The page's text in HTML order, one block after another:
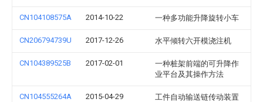
CN104108575A 2014-10-22 一种多功能升降旋转小车
CN206794739U 2017-12-26 水平倾转六开模浇注机
CN104389525B 2017-02-01
一种桩架前端的可升降作
业平台及其操作方法
CN104555264A 2015-04-29 工件自动输送链传动装置